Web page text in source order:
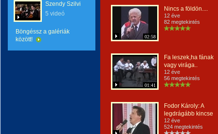
Szendy Szilvi
5 videó
Böngéssz a galériák
között!
02:58
Nincs a földön....
12 éve
82 megtekintés
01:41
Fa leszek,ha fának
vagy virága..
12 éve
56 megtekintés
Fodor Károly: A
legdrágább kincse
12 éve
524 megtekintés